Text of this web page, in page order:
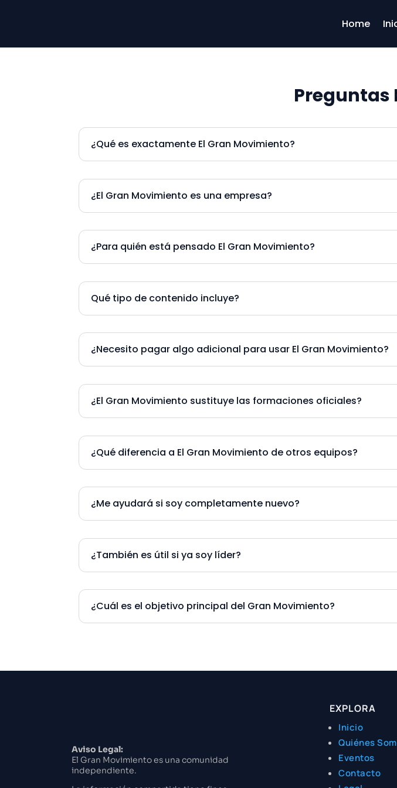
Home
Preguntas
¿Qué es exactamente El Gran Movimiento?
¿El Gran Movimiento es una empresa?
¿Para quién está pensado El Gran Movimiento?
Qué tipo de contenido incluye?
¿Necesito pagar algo adicional para usar El Gran Movimiento?
¿El Gran Movimiento sustituye las formaciones oficiales?
¿Qué diferencia a El Gran Movimiento de otros equipos?
¿Me ayudará si soy completamente nuevo?
¿También es útil si ya soy líder?
¿Cuál es el objetivo principal del Gran Movimiento?
Aviso Legal:
El Gran Movimiento es una comunidad
independiente.
EXPLORA
Inicio
Quiénes
Eventos
Contacto